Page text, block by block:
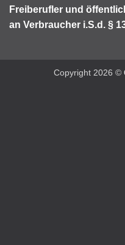
Freiberufler und
an Verbraucher i.S.d. §
Copyright 2026 ©